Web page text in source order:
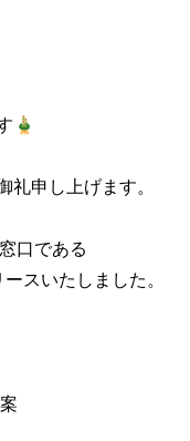
🎍
申し上げます。
口である
スいたしました。